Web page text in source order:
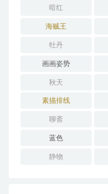
暗红
海贼王
牡丹
画画姿势
秋天
素描排线
聊斋
蓝色
静物